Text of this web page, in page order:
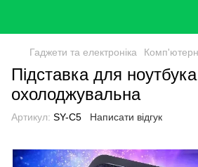
Гаджети та електроніка
Підставка для ноутбука
охолоджувальна
Артикул: SY-C5 Написати відгук